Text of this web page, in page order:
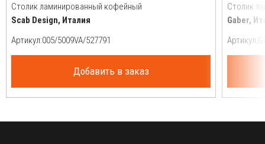
Столик ламинированный кофейный
Scab Design, Италия
Артикул:
Добавить в заказ
Столик
Gaber,
Артикул: